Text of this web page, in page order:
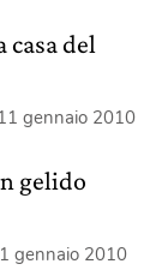
del
11 gennaio 2010
gelido
gennaio 2010